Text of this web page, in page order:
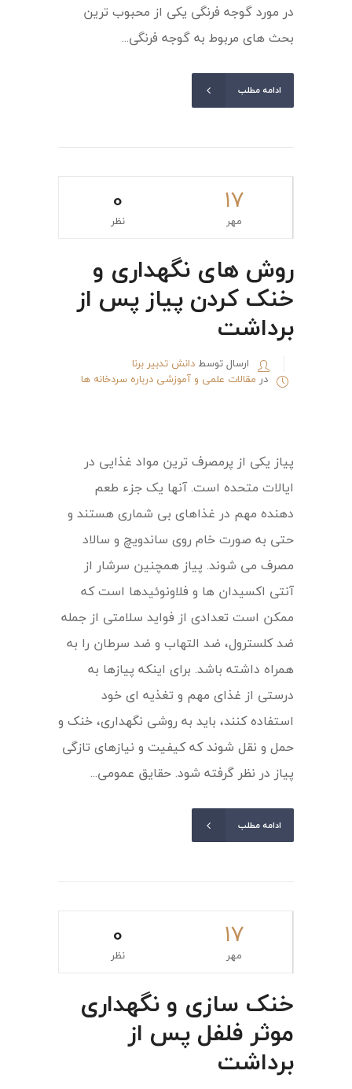
در مورد گوجه فرنگی یکی از محبوب ترین
بحث های مربوط به گوجه فرنگی...
ادامه مطلب
۱۷
مهر
0
نظر
روش های نگهداری و
خنک کردن پیاز پس از
برداشت
ارسال توسط دانش تدبیر برنا
در مقالات علمی و آموزشی درباره سردخانه ها
پیاز یکی از پرمصرف ترین مواد غذایی در
ایالات متحده است. آنها یک جزء طعم
دهنده مهم در غذاهای بی شماری هستند و
حتی به صورت خام روی ساندویچ و سالاد
مصرف می شوند. پیاز همچنین سرشار از
آنتی اکسیدان ها و فلاونوئیدها است که
ممکن است تعدادی از فواید سلامتی از جمله
ضد کلسترول، ضد التهاب و ضد سرطان را به
همراه داشته باشد. برای اینکه پیازها به
درستی از غذای مهم و تغذیه ای خود
استفاده کنند، باید به روشی نگهداری، خنک و
حمل و نقل شوند که کیفیت و نیازهای تازگی
پیاز در نظر گرفته شود. حقایق عمومی...
ادامه مطلب
۱۷
مهر
0
نظر
خنک سازی و نگهداری
موثر فلفل پس از
برداشت